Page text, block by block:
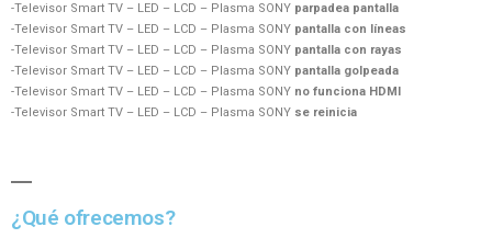
-Televisor Smart TV – LED – LCD – Plasma SONY parpadea pantalla
-Televisor Smart TV – LED – LCD – Plasma SONY pantalla con líneas
-Televisor Smart TV – LED – LCD – Plasma SONY pantalla con rayas
-Televisor Smart TV – LED – LCD – Plasma SONY pantalla golpeada
-Televisor Smart TV – LED – LCD – Plasma SONY no funciona HDMI
-Televisor Smart TV – LED – LCD – Plasma SONY se reinicia
¿Qué ofrecemos?